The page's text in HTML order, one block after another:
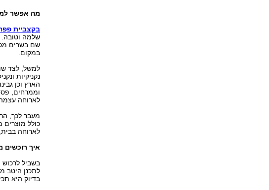
מה אפשר
בקצביית
שלמה וטובה.
שם בשרים
במקום.
למשל, לצד
נקניקיות
הארץ וכן
וממרחים,
לארוחה עצמה
מעבר לכך,
כולל מוצרים
לארוחה
איך רוכשים
בשביל לרכוש
לתכנן היטב
בדיוק היא